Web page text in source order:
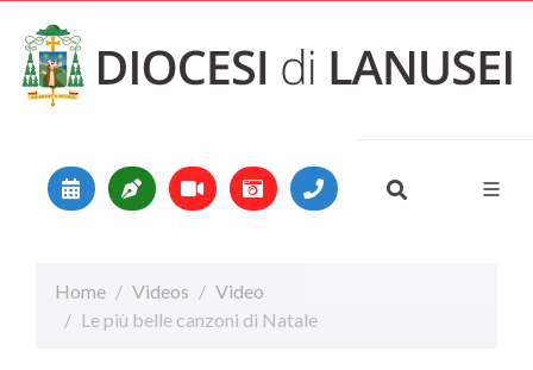
Main Navigation
Home Videos
Video
Le più belle canzoni di Natale